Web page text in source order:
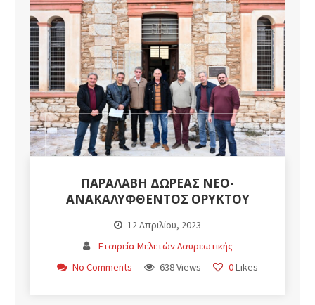
ΠΑΡΑΛΑΒΗ ΔΩΡΕΑΣ ΝΕΟ-
ΑΝΑΚΑΛΥΦΘΕΝΤΟΣ ΟΡΥΚΤΟΥ
12 Απριλίου, 2023
Εταιρεία Μελετών Λαυρεωτικής
No Comments
638 Views 0Likes